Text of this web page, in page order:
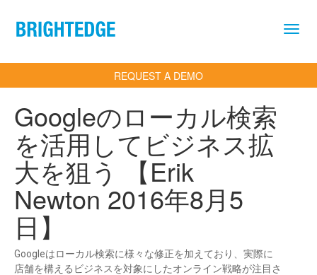
REQUEST A DEMO
Googleのローカル検索
を活用してビジネス拡
大を狙う 【Erik
Newton 2016年8月5
日】
Googleはローカル検索に様々な修正を加えており、実際に
店舗を構えるビジネスを対象にしたオンライン戦略が注目さ